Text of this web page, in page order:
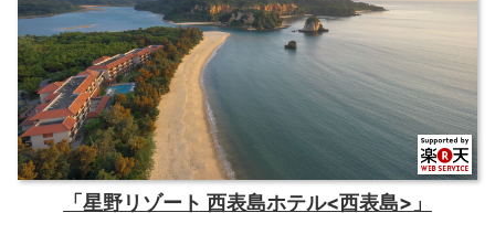
「星野リゾート 西表島ホテル<西表島>」